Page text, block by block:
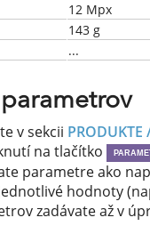
12 Mpx
143 g
...
v sekcii PRODUKTE
na tlačítko
parametre ako
hodnoty
zadávate až v